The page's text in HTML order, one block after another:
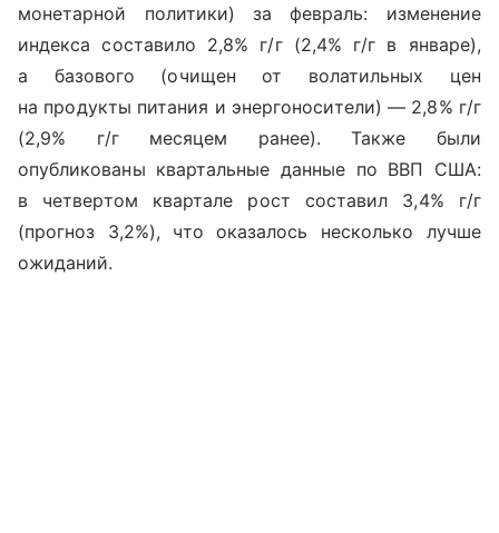
монетарной политики) за февраль: изменение
индекса составило 2,8% г/г (2,4% г/г в январе),
а базового (очищен от волатильных цен
на продукты питания и энергоносители) — 2,8% г/г
(2,9% г/г месяцем ранее). Также были
опубликованы квартальные данные по ВВП США:
в четвертом квартале рост составил 3,4% г/г
(прогноз 3,2%), что оказалось несколько лучше
ожиданий.